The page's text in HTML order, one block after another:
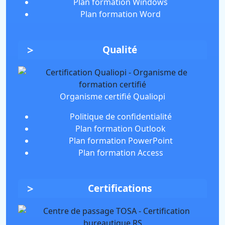
Plan formation Word
Qualité
Organisme certifié Qualiopi
Politique de confidentialité
Plan formation Outlook
Plan formation PowerPoint
Plan formation Access
Certifications